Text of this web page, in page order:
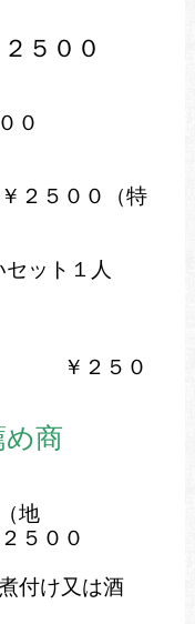
２５００
２５００（特
ット１人
￥２５０
め商
地
５００
付け又は酒